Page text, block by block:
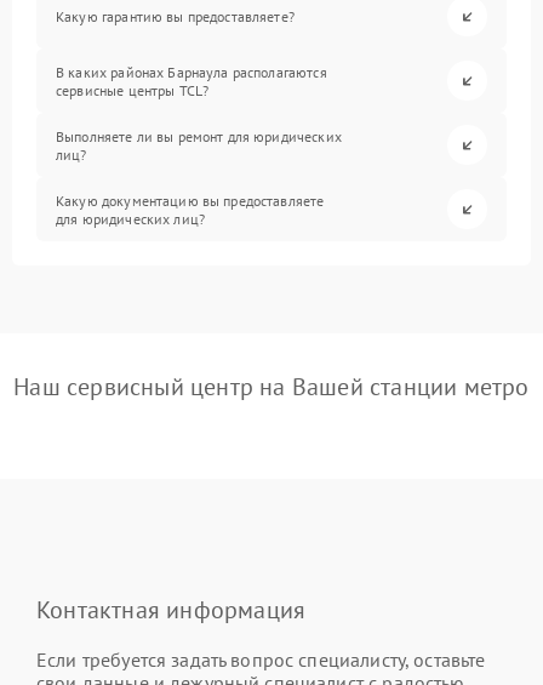
Какую гарантию вы предоставляете?
В каких районах Барнаула располагаются
сервисные центры TCL?
Выполняете ли вы ремонт для юридических
лиц?
Какую документацию вы предоставляете
для юридических лиц?
Наш сервисный центр на Вашей станции метро
Контактная информация
Если требуется задать вопрос специалисту, оставьте